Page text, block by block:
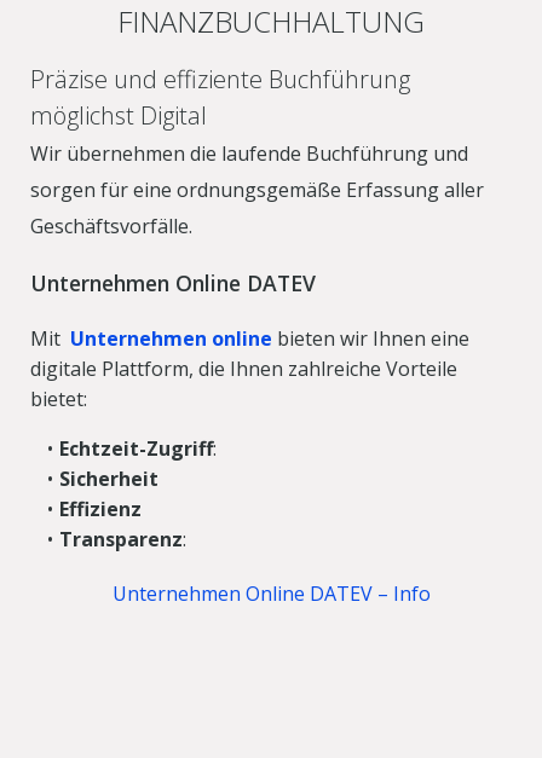
FINANZBUCHHALTUNG
Präzise und effiziente Buchführung
möglichst Digital
Wir übernehmen die laufende Buchführung und
sorgen für eine ordnungsgemäße Erfassung aller
Geschäftsvorfälle.
Unternehmen Online DATEV
Mit Unternehmen online bieten wir Ihnen eine
digitale Plattform, die Ihnen zahlreiche Vorteile
bietet:
Echtzeit-Zugriff:
Sicherheit
Effizienz
Transparenz:
Unternehmen Online DATEV – Info